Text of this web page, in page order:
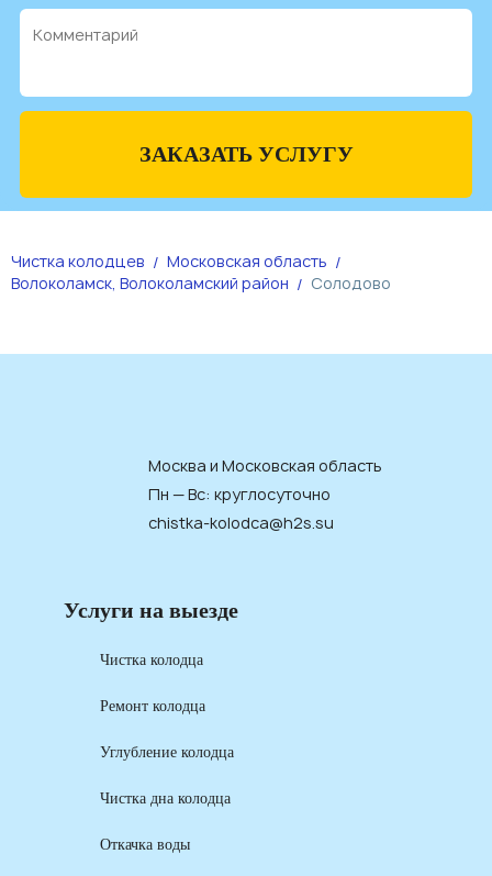
ЗАКАЗАТЬ УСЛУГУ
Чистка колодцев
Московская область
Волоколамск, Волоколамский район
Солодово
Услуги на выезде
Чистка колодца
Ремонт колодца
Углубление колодца
Чистка дна колодца
Откачка воды
Москва и Московская область
Пн — Вс: круглосуточно
chistka-kolodca@h2s.su